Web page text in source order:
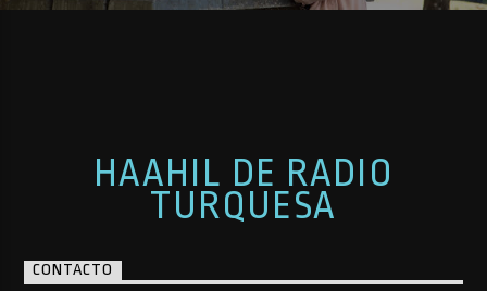
HAAHIL DE RADIO
TURQUESA
CONTACTO